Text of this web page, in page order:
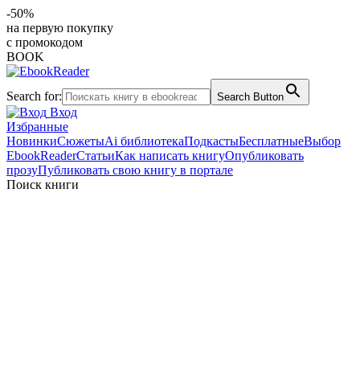
-50%
на первую покупку
с промокодом
BOOK
Search for: Search Button
Вход
Избранные
НовинкиСюжетыAi библиотекаПодкастыБесплатныеВыбор
EbookReaderСтатьиКак написать книгуОпубликовать
прозуПубликовать свою книгу в портале
Поиск книги